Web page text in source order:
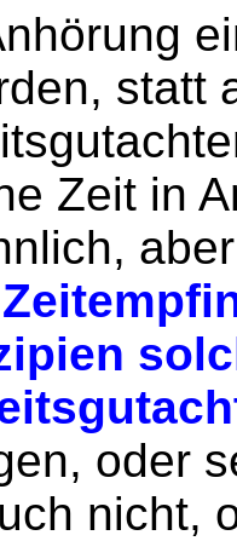
statt
Zeit in
oder
nicht,